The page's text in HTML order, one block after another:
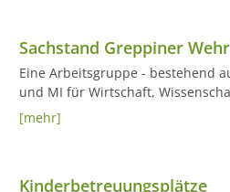
Sachstand Greppiner
Eine Arbeitsgruppe - bestehend
und MI für Wirtschaft,
[mehr]
Kinderbetreuungsplätze